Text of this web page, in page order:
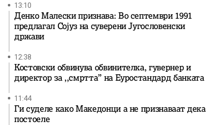
13:10
Денко Малески признава: Во септември 1991
предлагал Сојуз на суверени Југословенски
држави
12:38
Костовски обвинува обвинителка, гувернер и
директор за ,,смртта” на Еуростандард банката
11:44
Ги суделе како Македонци а не признаваат дека
постоеле